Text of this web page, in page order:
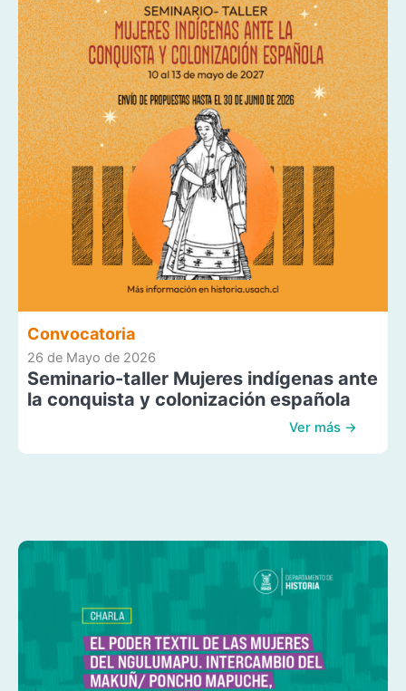
Convocatoria
26 de Mayo de 2026
Seminario-taller Mujeres indígenas ante
la conquista y colonización española
Ver más →